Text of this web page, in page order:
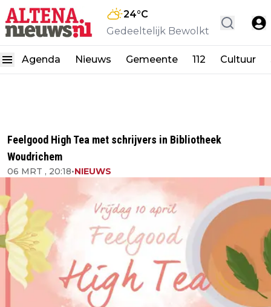
24°C
Gedeeltelijk Bewolkt
Agenda Nieuws Gemeente 112 Cultuur
Feelgood High Tea met schrijvers in Bibliotheek
Woudrichem
06 MRT , 20:18•NIEUWS